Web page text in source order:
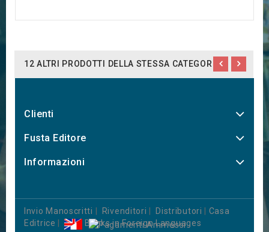
12 ALTRI PRODOTTI DELLA STESSA CATEGORIA:
Clienti
Fusta Editore
Informazioni
Invio Manoscritti Rivenditori Distributori
Casa
Editrice
| Books in Foreign Languages